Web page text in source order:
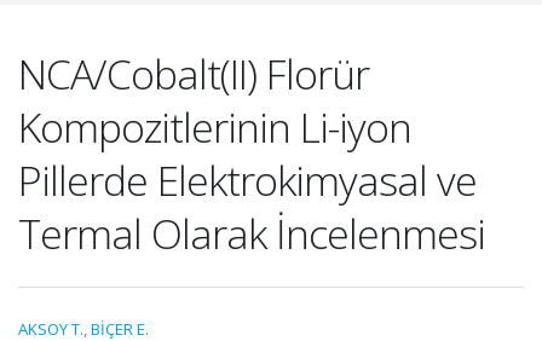
NCA/Cobalt(II) Florür
Kompozitlerinin Li-iyon
Pillerde Elektrokimyasal ve
Termal Olarak İncelenmesi
AKSOY T.,BİÇER E.